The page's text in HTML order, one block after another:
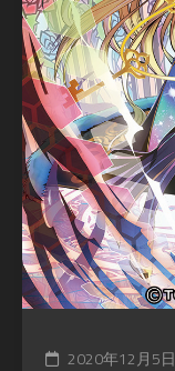
2020年12月5日